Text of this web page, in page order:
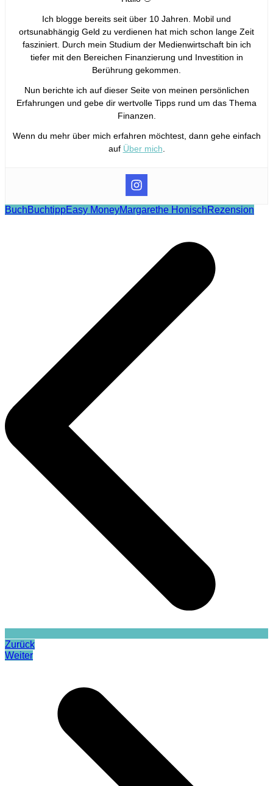
Ich blogge bereits seit über 10 Jahren. Mobil und
ortsunabhängig Geld zu verdienen hat mich schon lange Zeit
fasziniert. Durch mein Studium der Medienwirtschaft bin ich
tiefer mit den Bereichen Finanzierung und Investition in
Berührung gekommen.
Nun berichte ich auf dieser Seite von meinen persönlichen
Erfahrungen und gebe dir wertvolle Tipps rund um das Thema
Finanzen.
Wenn du mehr über mich erfahren möchtest, dann gehe einfach
auf Über mich.
BuchBuchtippEasy MoneyMargarethe HonischRezension
Zurück
Weiter